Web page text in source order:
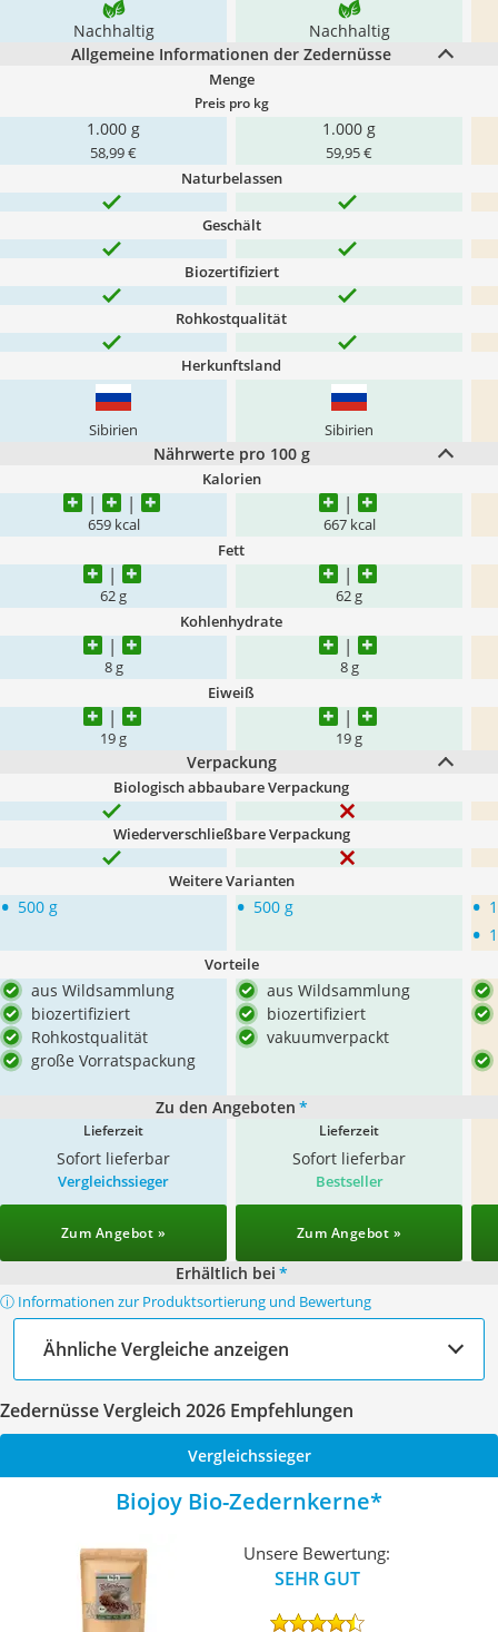
Nachhaltig
Nachhaltig
Allgemeine Informationen der Zedernüsse
Menge
Preis pro kg
1.000 g
58,99 €
1.000 g
59,95 €
Naturbelassen
Geschält
Biozertifiziert
Rohkostqualität
Herkunftsland
Sibirien Sibirien
Nährwerte pro 100 g
Kalorien
659 kcal 667 kcal
Fett
62 g 62 g
Kohlenhydrate
8 g 8 g
Eiweiß
19 g 19 g
Verpackung
Biologisch abbaubare Verpackung
Wiederverschließbare Verpackung
Weitere Varianten
• 500 g • 500 g •
•
Vorteile
aus Wildsammlung
biozertifiziert
Rohkostqualität
große Vorratspackung
aus Wildsammlung
biozertifiziert
vakuumverpackt
Zu den Angeboten *
Lieferzeit
Sofort lieferbar
Lieferzeit
Sofort lieferbar
Vergleichssieger
Zum Angebot »
Bestseller
Zum Angebot »
Erhältlich bei *
ⓘ Informationen zur Produktsortierung und Bewertung
Ähnliche Vergleiche anzeigen
Zedernüsse Vergleich 2026 Empfehlungen
Vergleichssieger
Biojoy Bio-Zedernkerne
Unsere Bewertung:
SEHR GUT